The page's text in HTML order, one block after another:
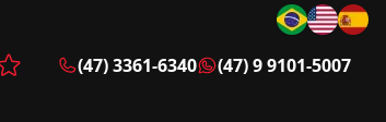
Favoritos (0 itens)
(47) 3361-6340 (47) 9 9101-5007